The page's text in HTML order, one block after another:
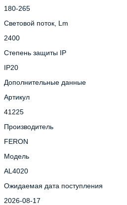
180-265
Световой поток, Lm
2400
Степень защиты IP
IP20
Дополнительные данные
Артикул
41225
Производитель
FERON
Модель
AL4020
Ожидаемая дата поступления
2026-08-17